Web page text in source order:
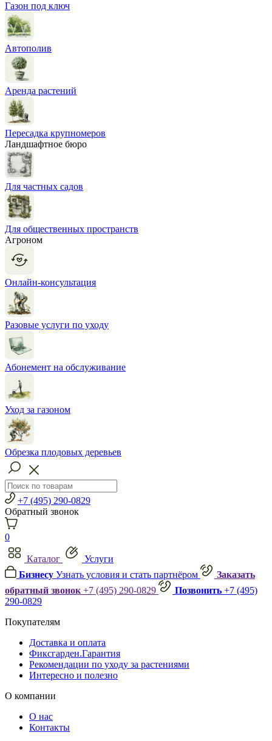
Газон под ключ
Автополив
Аренда растений
Пересадка крупномеров
Ландшафтное бюро
Для частных садов
Для общественных пространств
Агроном
Онлайн-консультация
Разовые услуги по уходу
Абонемент на обслуживание
Уход за газоном
Обрезка плодовых деревьев
+7 (495) 290-0829
Обратный звонок
0
Каталог
Услуги
Бизнесу Узнать условия и стать партнёром
Заказать
обратный звонок +7 (495) 290-0829 Позвонить +7 (495)
290-0829
Покупателям
Доставка и оплата
Фиксгарден.Гарантия
Рекомендации по уходу за растениями
Интересно и полезно
О компании
О нас
Контакты